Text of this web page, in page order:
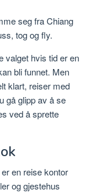
seg fra Chiang
tog og fly.
valget hvis tid er en
bli funnet. Men
klart, reiser med
gå glipp av å se
ved å sprette
en reise kontor
og gjestehus